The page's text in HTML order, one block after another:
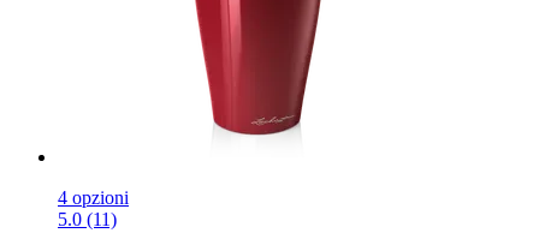
4 opzioni
5.0 (11)